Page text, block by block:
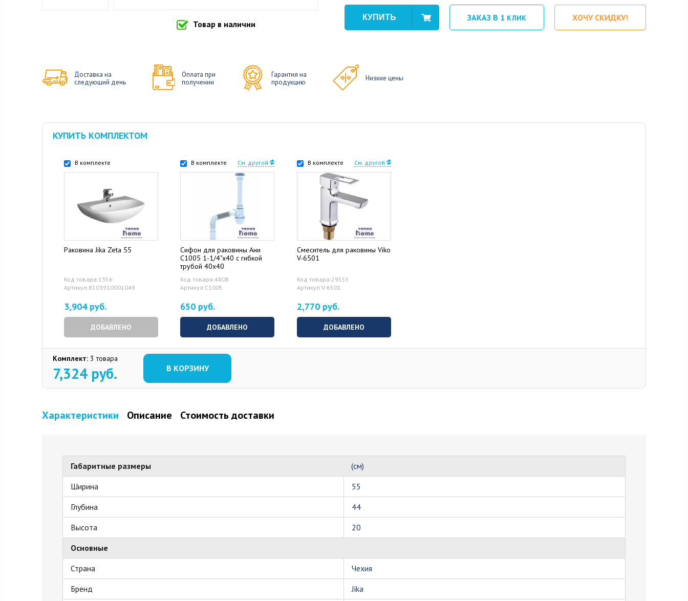
Товар в наличии
ЗАКАЗ В 1 КЛИК ХОЧУ СКИДКУ!
Доставка на
следующий день
Оплата при
получении
Гарантия на
продукцию
Низкие цены
КУПИТЬ КОМПЛЕКТОМ
В комплекте
Раковина Jika Zeta 55
Код товара:1356
Артикул:8103910001049
3,904 руб.
ДОБАВЛЕНО
В комплекте См. другой
Сифон для раковины Ани
С1005 1-1/4"x40 с гибкой
трубой 40x40
Код товара:4808
Артикул:С1005
650 руб.
ДОБАВЛЕНО
В комплекте См. другой
Смеситель для раковины Viko
V-6501
Код товара:29555
Артикул:V-6501
2,770 руб.
ДОБАВЛЕНО
Комплект: 3 товара
7,324 руб. В КОРЗИНУ
Характеристики Описание Стоимость доставки
Габаритные размеры
(см)
Ширина
55
Глубина
44
Высота
20
Основные
Страна
Чехия
Бренд
Jika